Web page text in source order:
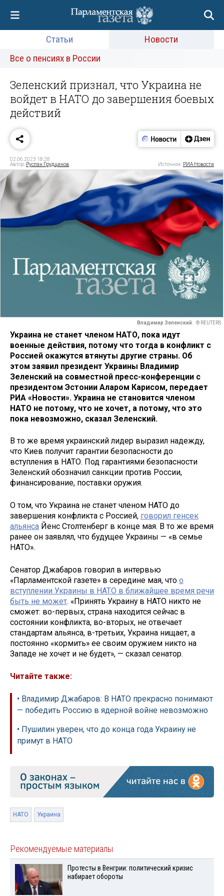
Статьи
Новости
Все о пенсиях в России
Зеленский признал, что Украина не
войдет в НАТО до завершения боевых
действий
02.06.2023 18:28
Автор: Руслан Грудцинов Источник: РИА Новости
Владимир Зеленский. © REUTERS
Украина не станет членом НАТО, пока идут
военные действия, потому что тогда в конфликт с
Россией окажутся втянуты другие страны. Об
этом заявил президент Украины Владимир
Зеленский на совместной пресс-конференции с
президентом Эстонии Аларом Карисом, передает
РИА «Новости». Украина не становится членом
НАТО не потому, что не хочет, а потому, что это
пока невозможно, сказал Зеленский.
В то же время украинский лидер выразил надежду,
что Киев получит гарантии безопасности до
вступления в НАТО. Под гарантиями безопасности
Зеленский обозначил санкции против России,
финансирование, поставки оружия.
О том, что Украина не станет членом НАТО до
завершения конфликта с Россией, говорил генсек
альянса Йенс Столтенберг в конце мая. В то же время
ранее он заявлял, что будущее Украины — «в семье
НАТО».
Сенатор Джабаров говорил в интервью
«Парламентской газете» в середине мая, что о
вступлении Украины в НАТО в ближайшее время речи
быть не может. «Принять Украину в НАТО никто не
сможет: во-первых, страна находится сейчас в
состоянии конфликта, во-вторых, не отвечает
стандартам альянса, в-третьих, Украина нищает, а
постоянно «кормить» ее своим оружием никто на
Западе не хочет и не будет», — сказал сенатор.
Читайте также:
• Владимир Джабаров: В НАТО прекрасно понимают
— победить Россию в ядерной войне невозможно
• Пушилин уверен, что до конца года Украину не
примут в НАТО
НАТО Украина
Рекомендуемые материалы
Протесты в Венгрии: политический кризис
набирает обороты